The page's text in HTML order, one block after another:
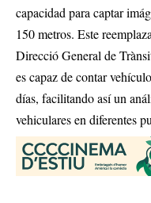
capacidad para captar
150 metros. Este
Direcció General de
es capaz de contar
días, facilitando así un
vehiculares en diferentes